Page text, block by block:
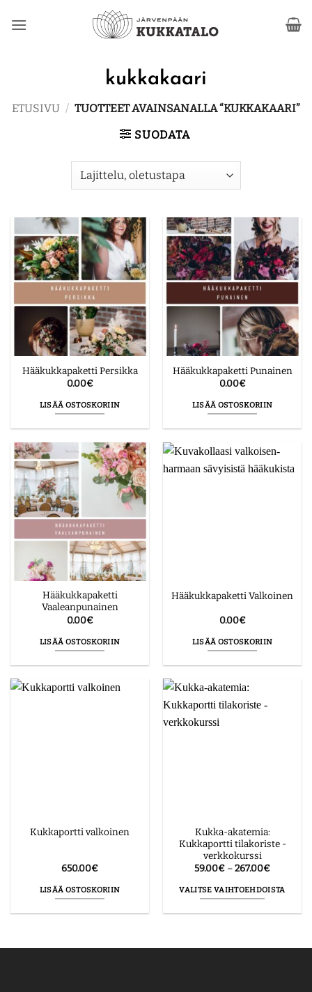
kukkakaari
ETUSIVU / TUOTTEET AVAINSANALLA “KUKKAKAARI”
SUODATA
Hääkukkapaketti Persikka
0.00€
LISÄÄ OSTOSKORIIN
Hääkukkapaketti Punainen
0.00€
LISÄÄ OSTOSKORIIN
Hääkukkapaketti
Vaaleanpunainen
0.00€
LISÄÄ OSTOSKORIIN
Hääkukkapaketti Valkoinen
0.00€
LISÄÄ OSTOSKORIIN
Kukkaportti valkoinen
650.00€
LISÄÄ OSTOSKORIIN
Kukka-akatemia:
Kukkaportti tilakoriste -
verkkokurssi
59.00€ –267.00€
-
267.00€
VALITSE VAIHTOEHDOISTA
useampi